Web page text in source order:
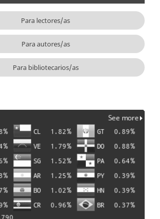
Para lectores/as
Para autores/as
Para bibliotecarios/as